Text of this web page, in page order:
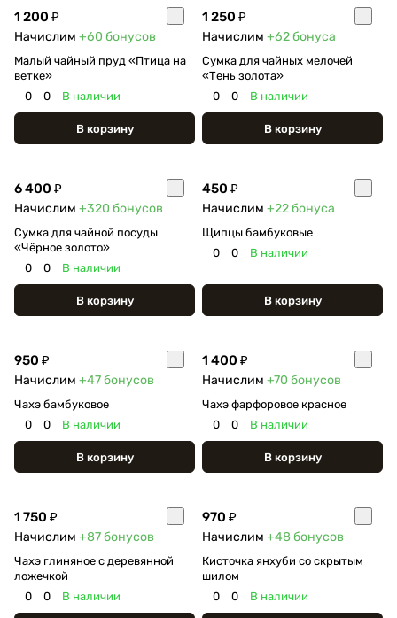
1 200 ₽
Начислим +60 бонусов
Малый чайный пруд «Птица на
ветке»
0
0 В наличии
В корзину
1 250 ₽
Начислим +62бонуса
Сумка для чайных мелочей
«Тень золота»
0
0 В наличии
В корзину
6 400 ₽
Начислим +320 бонусов
Сумка для чайной посуды
«Чёрное золото»
0
0 В наличии
В корзину
450 ₽
Начислим +22бонуса
Щипцы бамбуковые
0
0 В наличии
В корзину
950 ₽
Начислим +47бонусов
Чахэ бамбуковое
0
0 В наличии
В корзину
1 400 ₽
Начислим +70 бонусов
Чахэ фарфоровое красное
0
0 В наличии
В корзину
1 750 ₽
Начислим +87бонусов
Чахэ глиняное с деревянной
ложечкой
0
0 В наличии
970 ₽
Начислим +48бонусов
Кисточка янхуби со скрытым
шилом
0
0 В наличии